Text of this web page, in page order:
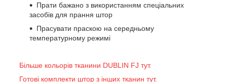
Прати бажано з використанням спеціальних
засобів для прання штор
Прасувати праскою на середньому
температурному режимі
Більше кольорів тканини DUBLIN FJ тут.
Готові комплекти штор з інших тканин тут.